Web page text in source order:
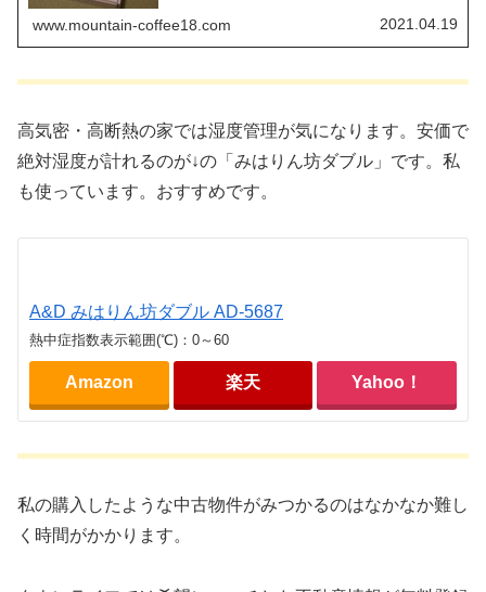
www.mountain-coffee18.com 2021.04.19
高気密・高断熱の家では湿度管理が気になります。安価で
絶対湿度が計れるのが↓の「みはりん坊ダブル」です。私
も使っています。おすすめです。
A&D みはりん坊ダブル AD-5687
熱中症指数表示範囲(℃)：0～60
Amazon 楽天 Yahoo！
私の購入したような中古物件がみつかるのはなかなか難し
く時間がかかります。